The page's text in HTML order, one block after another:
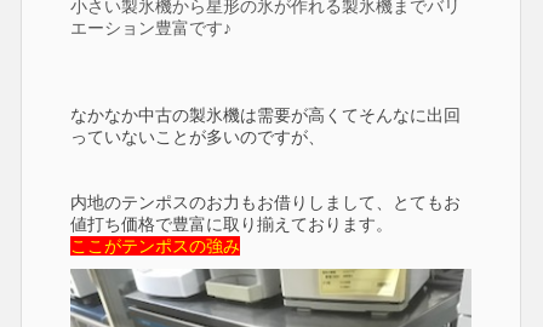
小さい製氷機から星形の氷が作れる製氷機までバリ
エーション豊富です♪
なかなか中古の製氷機は需要が高くてそんなに出回
っていないことが多いのですが、
内地のテンポスのお力もお借りしまして、とてもお
値打ち価格で豊富に取り揃えております。
ここがテンポスの強み